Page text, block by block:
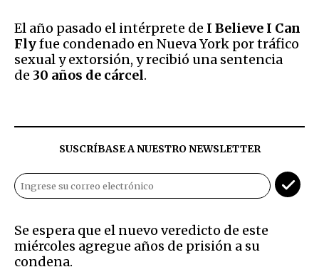
El año pasado el intérprete de I Believe I Can
Flyfue condenado en Nueva York por tráfico
sexual y extorsión, y recibió una sentencia
de 30 años de cárcel.
SUSCRÍBASE A NUESTRO NEWSLETTER
Se espera que el nuevo veredicto de este
miércoles agregue años de prisión a su
condena.